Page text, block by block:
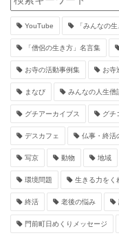
YouTube 「みんなの
「僧侶の生き方」名言集
お寺の活動事例集 お寺
まなび みんなの人生僧
グチアーカイブス グチ
デスカフェ 仏事・終活
写京 動物 地域
環境問題 生きる力をく
終活 老後の悩み
門前町日めくりメッセージ